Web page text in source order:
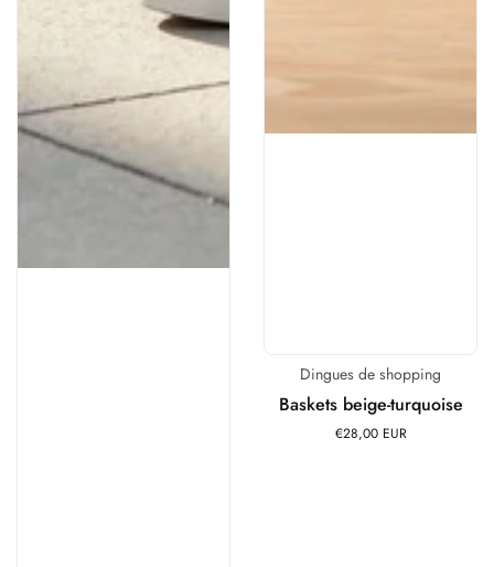
Distributeur :
Dingues de shopping
Baskets beige-turquoise
Prix
€28,00 EUR